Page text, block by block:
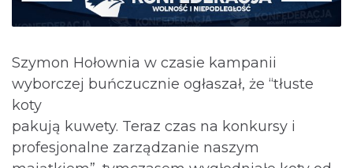
Szymon Hołownia w czasie kampanii
wyborczej buńczucznie ogłaszał, że “tłuste
koty
pakują kuwety. Teraz czas na konkursy i
profesjonalne zarządzanie naszym